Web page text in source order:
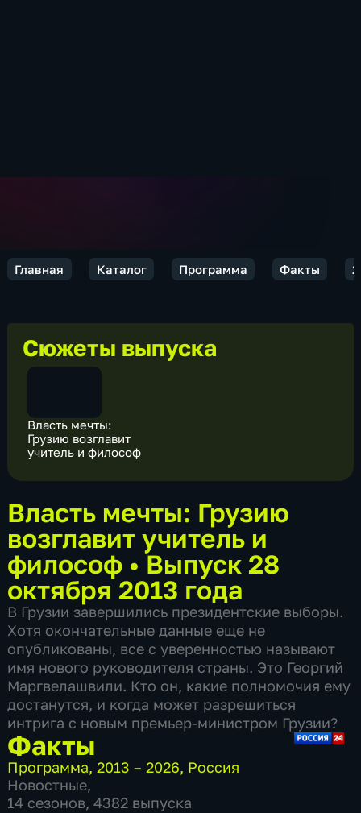
Главная Каталог Программа Факты
Сюжеты выпуска
Власть мечты:
Грузию возглавит
учитель и философ
Власть мечты: Грузию
возглавит учитель и
философ •Выпуск 28
октября 2013 года
В Грузии завершились президентские выборы.
Хотя окончательные данные еще не
опубликованы, все с уверенностью называют
имя нового руководителя страны. Это Георгий
Маргвелашвили. Кто он, какие полномочия ему
достанутся, и когда может разрешиться
интрига с новым премьер-министром Грузии?
Факты
Программа,2013 – 2026, Россия
Новостные,
14 сезонов, 4382 выпуска